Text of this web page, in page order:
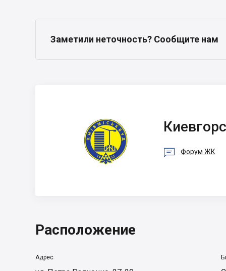
Заметили неточность? Сообщите нам
 Форум ЖК
Расположение
Адрес